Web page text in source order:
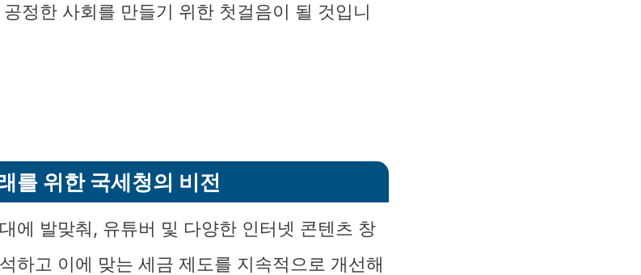
정한 사회를 만들기 위한 첫걸음이 될 것입니
를 위한 국세청의 비전
에 발맞춰, 유튜버 및 다양한 인터넷 콘텐츠 창
하고 이에 맞는 세금 제도를 지속적으로 개선해